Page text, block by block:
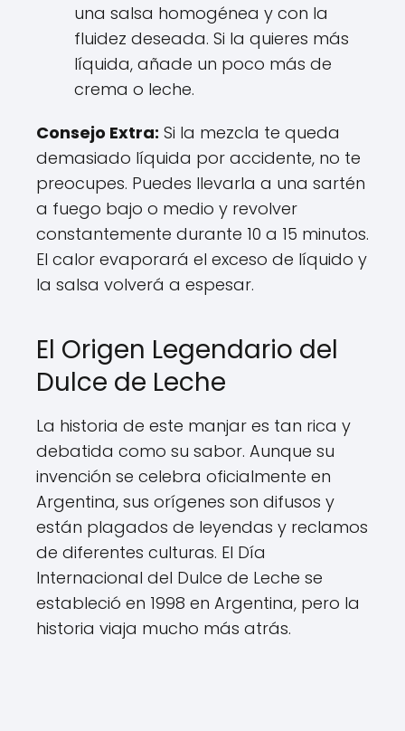
una salsa homogénea y con la
fluidez deseada. Si la quieres más
líquida, añade un poco más de
crema o leche.
Consejo Extra: Si la mezcla te queda
demasiado líquida por accidente, no te
preocupes. Puedes llevarla a una sartén
a fuego bajo o medio y revolver
constantemente durante 10 a 15 minutos.
El calor evaporará el exceso de líquido y
la salsa volverá a espesar.
El Origen Legendario del
Dulce de Leche
La historia de este manjar es tan rica y
debatida como su sabor. Aunque su
invención se celebra oficialmente en
Argentina, sus orígenes son difusos y
están plagados de leyendas y reclamos
de diferentes culturas. El Día
Internacional del Dulce de Leche se
estableció en 1998 en Argentina, pero la
historia viaja mucho más atrás.